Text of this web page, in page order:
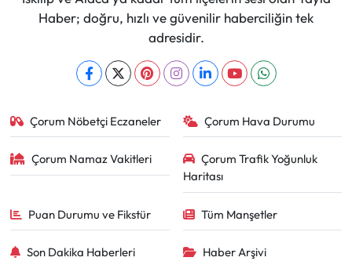
Haber; doğru, hızlı ve güvenilir haberciliğin tek
adresidir.
Çorum Nöbetçi Eczaneler Çorum Hava Durumu
Çorum Namaz Vakitleri
Çorum Trafik Yoğunluk
Haritası
Puan Durumu ve Fikstür Tüm Manşetler
Son Dakika Haberleri Haber Arşivi